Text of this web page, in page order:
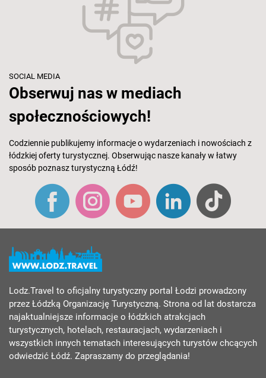
SOCIAL MEDIA
Obserwuj nas w mediach
społecznościowych!
Codziennie publikujemy informacje o wydarzeniach i nowościach z
łódzkiej oferty turystycznej. Obserwując nasze kanały w łatwy
sposób poznasz turystyczną Łódź!
Lodz.Travel to oficjalny turystyczny portal Łodzi prowadzony
przez Łódzką Organizację Turystyczną. Strona od lat dostarcza
najaktualniejsze informacje o łódzkich atrakcjach
turystycznych, hotelach, restauracjach, wydarzeniach i
wszystkich innych tematach interesujących turystów chcących
odwiedzić Łódź. Zapraszamy do przeglądania!